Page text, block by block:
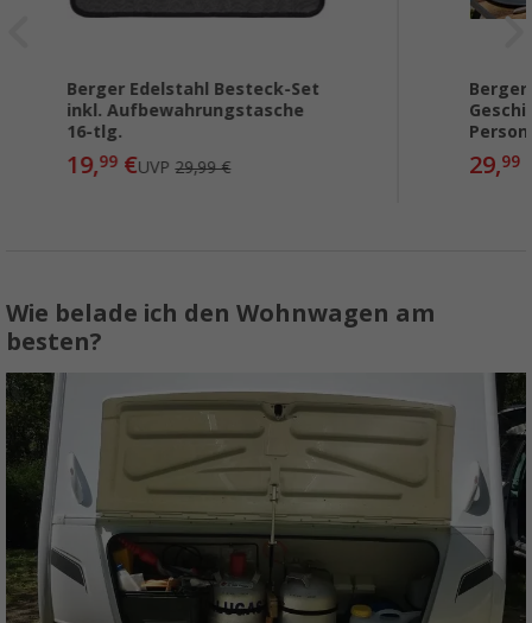
Berger Edelstahl Besteck-Set
inkl. Aufbewahrungstasche
16-tlg.
19,99 €UVP29,99 €
Berger
29,99
Wie belade ich den Wohnwagen am
besten?